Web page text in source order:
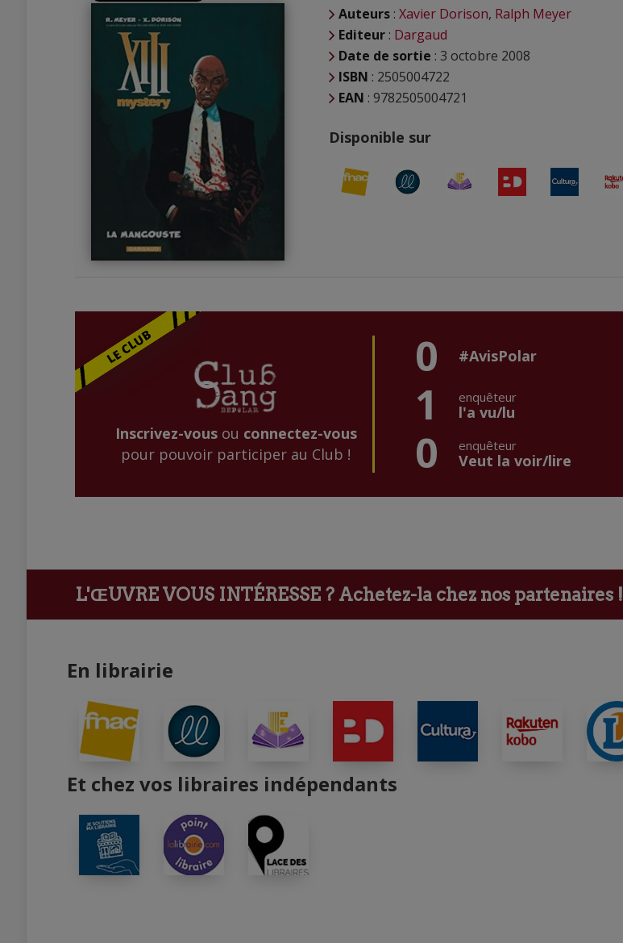
Auteurs : Xavier Dorison, Ralph Meyer
Editeur : Dargaud
Date de sortie : 3 octobre 2008
ISBN : 2505004722
EAN : 9782505004721
Disponible sur
Inscrivez-vousou connectez-vous
pour pouvoir participer au Club !
0 #AvisPolar
1 enquêteur
l'a vu/lu
0 enquêteur
Veut la voir/lire
L'ŒUVRE VOUS INTÉRESSE ? Achetez-la chez nos partenaires !
En librairie
Et chez vos libraires indépendants